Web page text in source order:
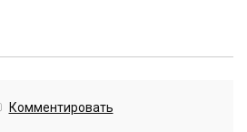
Комментировать